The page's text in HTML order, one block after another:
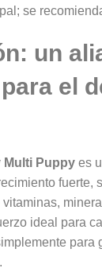
se
un
el
Multi Puppy es
fuerte,
ideal para
para